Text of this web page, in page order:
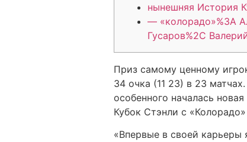
нынешняя История
— «колорадо»%3A
Гусаров%2C
Приз самому ценному
34 очка (11 23) в 23
особенного началась
Кубок Стэнли с
«Впервые в своей карьеры